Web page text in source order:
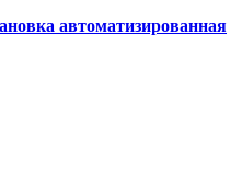
автоматизированная